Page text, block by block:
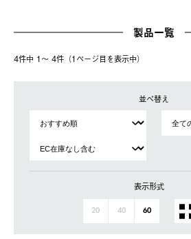
製品一覧
4件中 1〜 4件（1ページ⽬を表⽰中）
並べ替え
表示形式
20 40 60